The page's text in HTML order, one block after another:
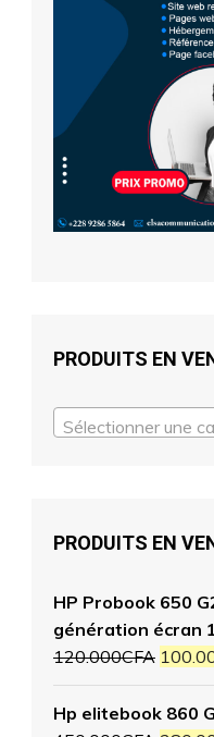
PRODUITS EN
Sélectionner une
PRODUITS EN
HP Probook 650
génération écran
120.000CFA
Hp elitebook 860